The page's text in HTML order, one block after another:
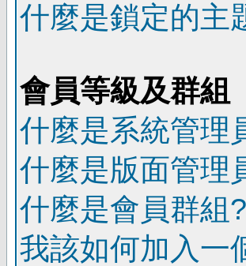
什麼是鎖定的主
會員等級及群組
什麼是系統管理
什麼是版面管理
什麼是會員群組?
我該如何加入一